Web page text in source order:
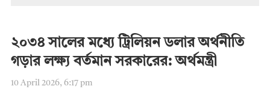
২০৩৪ সালের মধ্যে ট্রিলিয়ন ডলার অর্থনীতি
গড়ার লক্ষ্য বর্তমান সরকারের: অর্থমন্ত্রী
10 April 2026, 6:17 pm